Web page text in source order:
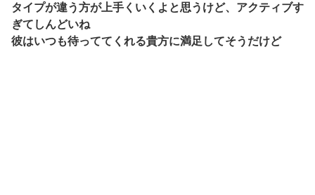
タイプが違う方が上手くいくよと思うけど、アクティブす
ぎてしんどいね
彼はいつも待っててくれる貴方に満足してそうだけど